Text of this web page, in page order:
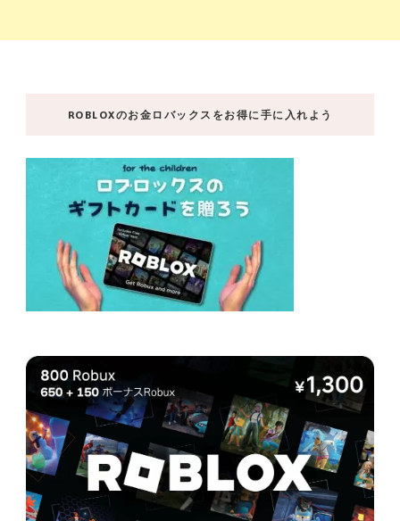
ROBLOXのお金ロバックスをお得に手に入れよう